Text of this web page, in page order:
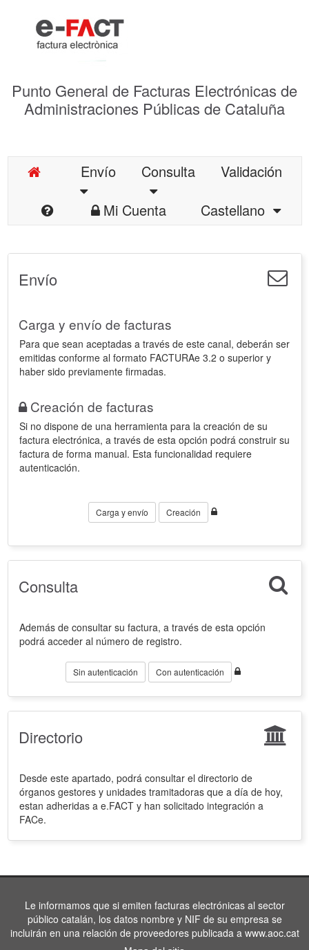
Punto General de Facturas Electrónicas de
Administraciones Públicas de Cataluña
Envío Consulta
Validación
Mi Cuenta
Castellano
Envío
Carga y envío de facturas
Para que sean aceptadas a través de este canal, deberán ser
emitidas conforme al formato FACTURAe 3.2 o superior y
haber sido previamente firmadas.
Creación de facturas
Si no dispone de una herramienta para la creación de su
factura electrónica, a través de esta opción podrá construir su
factura de forma manual. Esta funcionalidad requiere
autenticación.
Carga y envío Creación
Consulta
Además de consultar su factura, a través de esta opción
podrá acceder al número de registro.
Sin autenticación Con autenticación
Directorio
Desde este apartado, podrá consultar el directorio de
órganos gestores y unidades tramitadoras que a día de hoy,
estan adheridas a e.FACT y han solicitado integración a
FACe.
Le informamos que si emiten facturas electrónicas al sector
público catalán, los datos nombre y NIF de su empresa se
incluirán en una relación de proveedores publicada a www.aoc.cat